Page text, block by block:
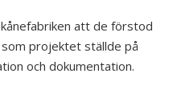
att de förstod
projektet ställde på
och dokumentation.